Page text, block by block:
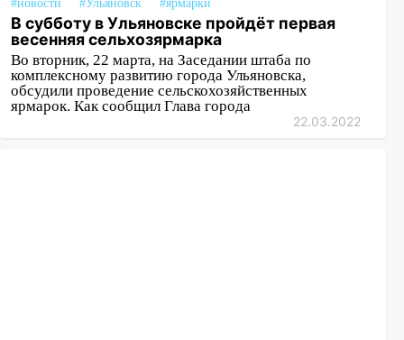
#новости
#Ульяновск #ярмарки
В субботу в Ульяновске пройдёт первая
весенняя сельхозярмарка
Во вторник, 22 марта, на Заседании штаба по
комплексному развитию города Ульяновска,
обсудили проведение сельскохозяйственных
ярмарок. Как сообщил Глава города
22.03.2022